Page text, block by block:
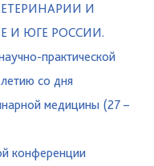
И
И ЮГЕ РОССИИ.
практической
со дня
медицины (27 –
конференции